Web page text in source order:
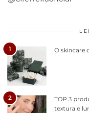
1 O skincare
2
TOP 3
textura e